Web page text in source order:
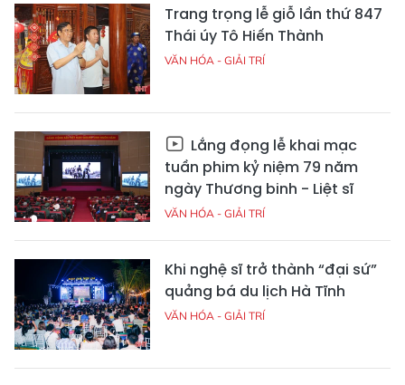
Trang trọng lễ giỗ lần thứ 847
Thái úy Tô Hiến Thành
VĂN HÓA - GIẢI TRÍ
Lắng đọng lễ khai mạc
tuần phim kỷ niệm 79 năm
ngày Thương binh - Liệt sĩ
VĂN HÓA - GIẢI TRÍ
Khi nghệ sĩ trở thành “đại sứ”
quảng bá du lịch Hà Tĩnh
VĂN HÓA - GIẢI TRÍ